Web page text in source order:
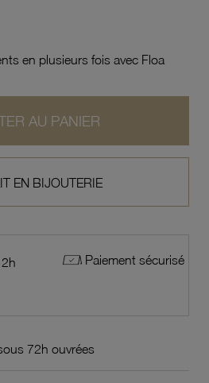
en plusieurs fois avec Floa
AU PANIER
EN BIJOUTERIE
Paiement sécurisé
72h ouvrées